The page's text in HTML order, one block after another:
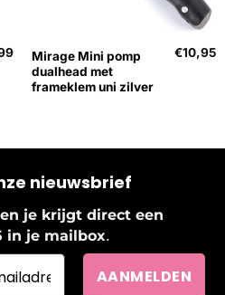
Mirage Mini pomp
dualhead met
frameklem uni zilver
€10,95
nieuwsbrief
je krijgt direct een
in je mailbox.